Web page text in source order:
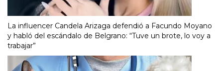
La influencer Candela Arizaga defendió a Facundo Moyano
y habló del escándalo de Belgrano: “Tuve un brote, lo voy a
trabajar”